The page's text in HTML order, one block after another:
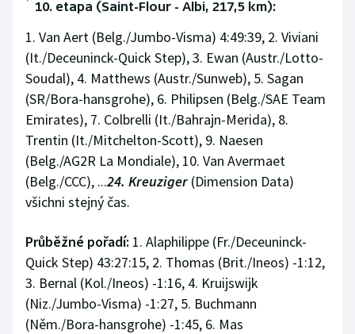
10. etapa (Saint-Flour - Albi, 217,5 km):
1. Van Aert (Belg./Jumbo-Visma) 4:49:39, 2. Viviani
(It./Deceuninck-Quick Step), 3. Ewan (Austr./Lotto-
Soudal), 4. Matthews (Austr./Sunweb), 5. Sagan
(SR/Bora-hansgrohe), 6. Philipsen (Belg./SAE Team
Emirates), 7. Colbrelli (It./Bahrajn-Merida), 8.
Trentin (It./Mitchelton-Scott), 9. Naesen
(Belg./AG2R La Mondiale), 10. Van Avermaet
(Belg./CCC), ...24. Kreuziger (Dimension Data)
všichni stejný čas.
Průběžné pořadí: 1. Alaphilippe (Fr./Deceuninck-
Quick Step) 43:27:15, 2. Thomas (Brit./Ineos) -1:12,
3. Bernal (Kol./Ineos) -1:16, 4. Kruijswijk
(Niz./Jumbo-Visma) -1:27, 5. Buchmann
(Něm./Bora-hansgrohe) -1:45, 6. Mas